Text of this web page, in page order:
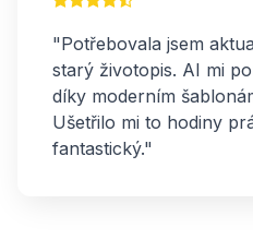
"Potřebovala jsem
starý životopis. AI mi
díky moderním
Ušetřilo mi to hodiny
fantastický."